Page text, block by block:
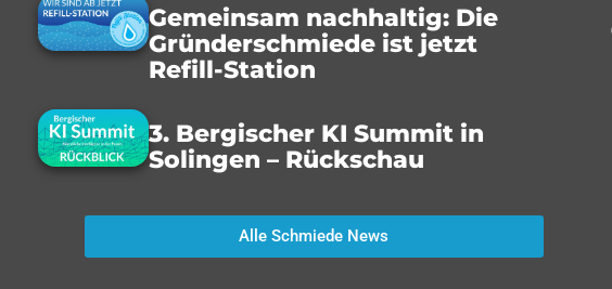
Gemeinsam nachhaltig: Die
Gründerschmiede ist jetzt
Refill-Station
3. Bergischer KI Summit in
Solingen – Rückschau
Alle Schmiede News